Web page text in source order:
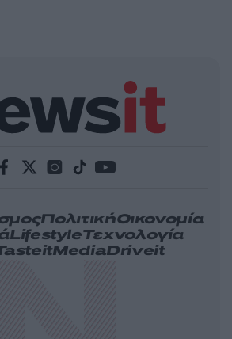
ΠολιτικήΟικονομία
LifestyleΤεχνολογία
MediaDriveit